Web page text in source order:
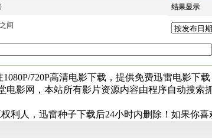
间
结果显示
1080P/720P高清电影下载，提供免费迅雷电影下
电影网，本站所有影片资源内容由程序自动搜索
利人，迅雷种子下载后24小时内删除！如果你